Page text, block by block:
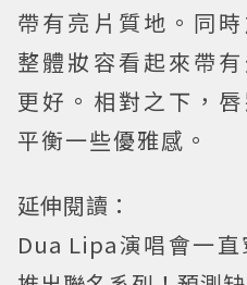
帶有亮片質地。同
整體妝容看起來帶
更好。相對之下，
平衡一些優雅感。
延伸閱讀：
Dua Lipa演唱會一